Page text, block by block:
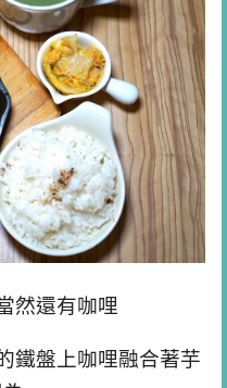
然還有咖哩
鐵盤上咖哩融合著芋